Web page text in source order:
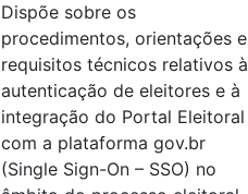
Dispõe sobre os
procedimentos, orientações e
requisitos técnicos relativos à
autenticação de eleitores e à
integração do Portal Eleitoral
com a plataforma gov.br
(Single Sign-On – SSO) no